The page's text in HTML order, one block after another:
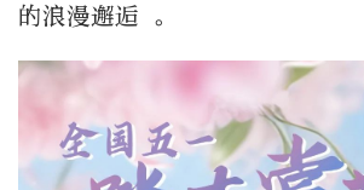
的浪漫邂逅 。